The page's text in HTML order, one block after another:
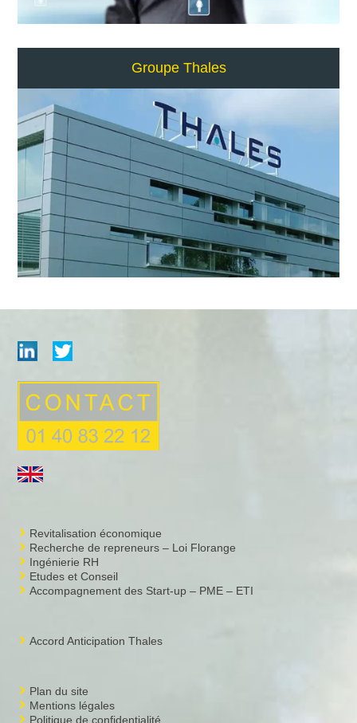
Groupe Thales
Revitalisation économique
Recherche de repreneurs – Loi Florange
Ingénierie RH
Etudes et Conseil
Accompagnement des Start-up – PME – ETI
Accord Anticipation Thales
Plan du site
Mentions légales
Politique de confidentialité